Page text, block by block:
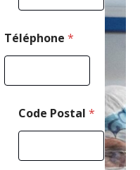
Téléphone *
Code Postal *